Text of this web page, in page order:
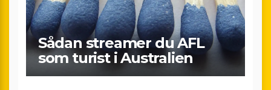
Sådan streamer du AFL
som turist i Australien